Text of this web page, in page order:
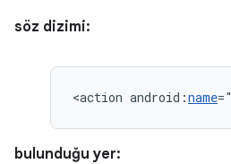
söz dizimi:
<action android:name="
bulunduğu yer: